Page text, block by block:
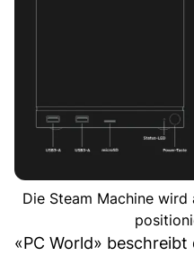
Die Steam Machine
«PC World»